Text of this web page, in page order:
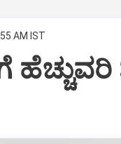
AM IST